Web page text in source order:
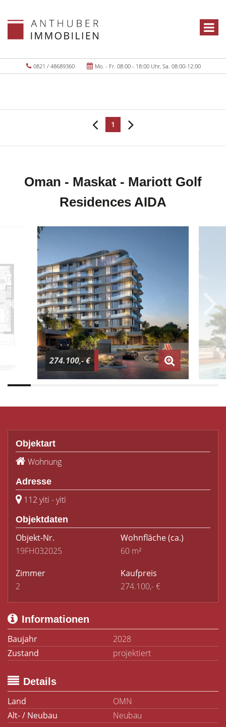
0821 / 48689360 Mo. - Fr. 08:00 - 18:00 Uhr, Sa. 08:00-12:00
1
Oman - Maskat - Mariott Golf
Residences AIDA
274.100,- €
Objektart
Wohnung
Adresse
112 yiti - yiti
Objektdaten
Objekt-Nr.
19FH032025
Wohnfläche(ca.)
60 m²
Zimmer
2
Kaufpreis
274.100,- €
Informationen
Baujahr
2028
Zustand
projektiert
Details
Land
OMN
Alt- / Neubau
Neubau